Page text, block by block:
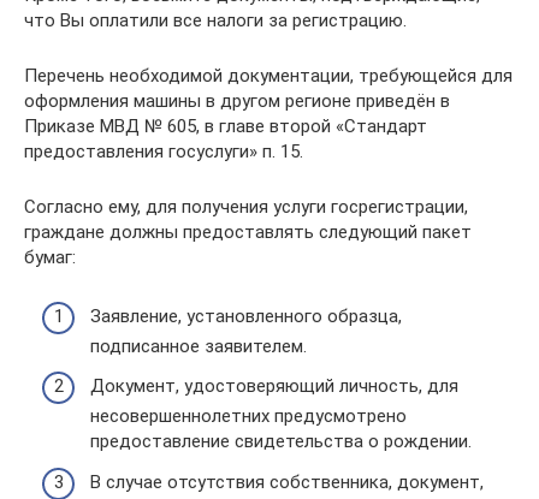
что Вы оплатили все налоги за регистрацию.
Перечень необходимой документации, требующейся для
оформления машины в другом регионе приведён в
Приказе МВД № 605, в главе второй «Стандарт
предоставления госуслуги» п. 15.
Согласно ему, для получения услуги госрегистрации,
граждане должны предоставлять следующий пакет
бумаг:
Заявление, установленного образца,
подписанное заявителем.
Документ, удостоверяющий личность, для
несовершеннолетних предусмотрено
предоставление свидетельства о рождении.
В случае отсутствия собственника, документ,